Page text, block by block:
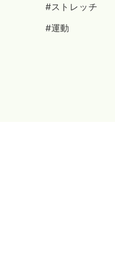
#ストレッチ
#運動